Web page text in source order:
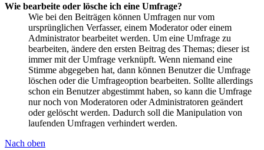
Wie bearbeite oder lösche ich eine Umfrage?
Wie bei den Beiträgen können Umfragen nur vom
ursprünglichen Verfasser, einem Moderator oder einem
Administrator bearbeitet werden. Um eine Umfrage zu
bearbeiten, ändere den ersten Beitrag des Themas; dieser ist
immer mit der Umfrage verknüpft. Wenn niemand eine
Stimme abgegeben hat, dann können Benutzer die Umfrage
löschen oder die Umfrageoption bearbeiten. Sollte allerdings
schon ein Benutzer abgestimmt haben, so kann die Umfrage
nur noch von Moderatoren oder Administratoren geändert
oder gelöscht werden. Dadurch soll die Manipulation von
laufenden Umfragen verhindert werden.
Nach oben